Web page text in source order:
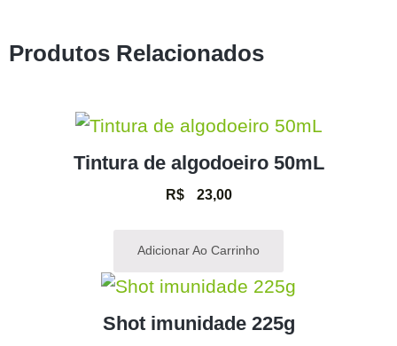
Produtos Relacionados
Tintura de algodoeiro 50mL
R$23,00
Adicionar Ao Carrinho
Shot imunidade 225g